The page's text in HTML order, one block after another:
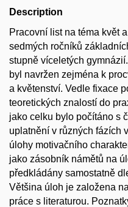
Description
Pracovní list na téma květ
sedmých ročníků
stupně víceletých
byl navržen zejména k
a květenství. Vedle fixace
teoretických znalostí do
jako celku bylo počítáno s
uplatnění v různých fázích
úlohy motivačního
jako zásobník námětů na
předkládány samostatně
Většina úloh je založena
práce s literaturou.